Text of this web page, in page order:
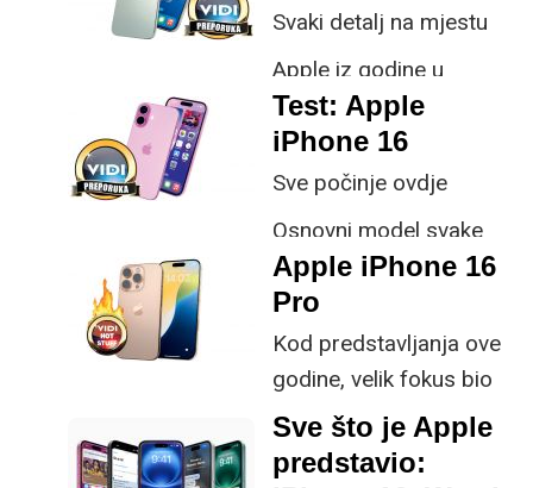
Svaki detalj na mjestu
Apple iz godine u
godinu redovno donosi
flagship modele, a čak i
oni koji osvježavaju
solidni napredak
Test: Apple
iPhone 16
Sve počinje ovdje
Osnovni model svake
generacije, standardni
iPhone, predstavlja sve
po čemu je ovaj brend
postao popularan
Apple iPhone 16
Pro
Kod predstavljanja ove
godine, velik fokus bio
je na usavršavanju
specifičnih komponenti
Sve što je Apple
predstavio: